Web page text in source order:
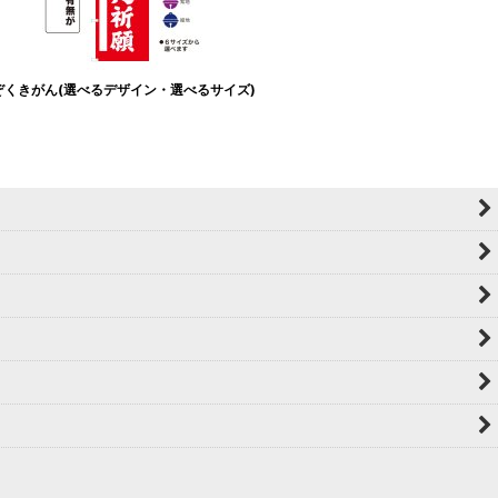
きがん(選べるデザイン・選べるサイズ)